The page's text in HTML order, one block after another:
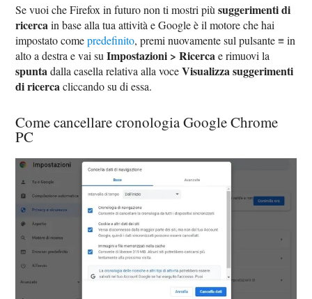
Se vuoi che Firefox in futuro non ti mostri piùsuggerimenti di
ricercain base alla tua attività e Google è il motore che hai
impostato comepredefinito, premi nuovamente sul pulsante ≡ in
alto a destra e vai suImpostazioni > Ricercae rimuovi la
spuntadalla casella relativa alla voceVisualizza suggerimenti
di ricercacliccando su di essa.
Come cancellare cronologia Google Chrome
PC